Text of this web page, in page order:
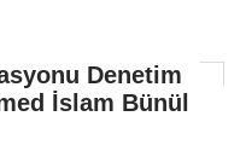
Denetim
İslam Bünül